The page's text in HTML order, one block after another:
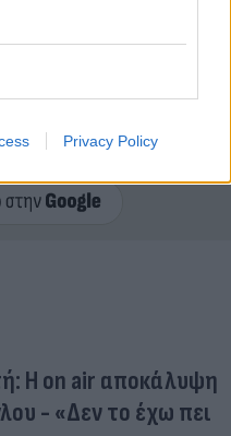
Privacy Policy
περισσότερο
Η on air αποκάλυψη
- «Δεν το έχω πει